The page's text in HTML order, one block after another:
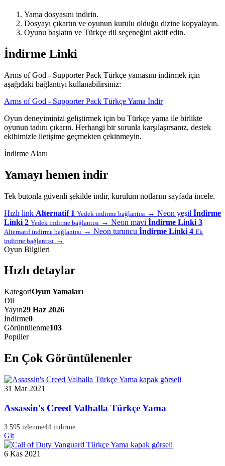
Yama dosyasını indirin.
Dosyayı çıkartın ve oyunun kurulu olduğu dizine kopyalayın.
Oyunu başlatın ve Türkçe dil seçeneğini aktif edin.
İndirme Linki
Arms of God - Supporter Pack Türkçe yamasını indirmek için
aşağıdaki bağlantıyı kullanabilirsiniz:
Arms of God - Supporter Pack Türkçe Yama İndir
Oyun deneyiminizi geliştirmek için bu Türkçe yama ile birlikte
oyunun tadını çıkarın. Herhangi bir sorunla karşılaşırsanız, destek
ekibimizle iletişime geçmekten çekinmeyin.
İndirme Alanı
Yamayı hemen indir
Tek butonla güvenli şekilde indir, kurulum notlarını sayfada incele.
Hızlı link Alternatif 1 Yedek indirme bağlantısı → Neon yeşil İndirme
Linki 2 Yedek indirme bağlantısı → Neon mavi İndirme Linki 3
Alternatif indirme bağlantısı → Neon turuncu İndirme Linki 4 Ek
indirme bağlantısı →
Oyun Bilgileri
Hızlı detaylar
KategoriOyun Yamaları
Dil
Yayın29 Haz 2026
İndirme0
Görüntülenme103
Popüler
En Çok Görüntülenenler
31 Mar 2021
Assassin's Creed Valhalla Türkçe Yama
3.595 izlenme44 indirme
Git
6 Kas 2021